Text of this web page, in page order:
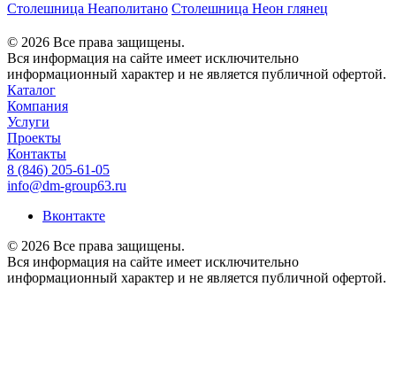
Столешница Неаполитано Столешница Неон глянец
© 2026 Все права защищены.
Вся информация на сайте имеет исключительно
информационный характер и не является публичной офертой.
Каталог
Компания
Услуги
Проекты
Контакты
8 (846) 205-61-05
info@dm-group63.ru
Вконтакте
© 2026 Все права защищены.
Вся информация на сайте имеет исключительно
информационный характер и не является публичной офертой.